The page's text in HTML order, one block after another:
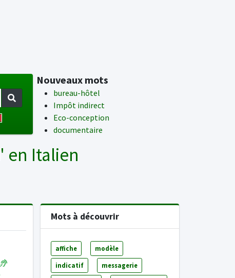
Nouveaux mots
bureau-hôtel
Impôt indirect
Eco-conception
documentaire
' en Italien
Mots à découvrir
affiche modèle
indicatif messagerie